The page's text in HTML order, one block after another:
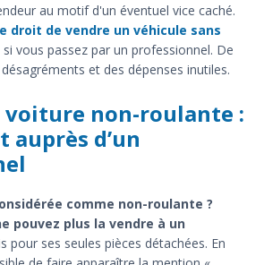
au motif d'un éventuel vice caché.
droit de vendre un véhicule sans
si vous passez par un professionnel. De
et des dépenses inutiles.
voiture non-roulante :
d’un
comme non-roulante ?
pouvez plus la vendre à un
pour ses seules pièces détachées. En